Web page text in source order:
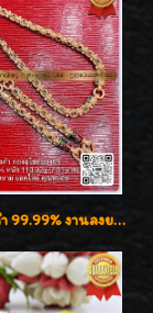
สร้อยคอทองคำ 99.99% งานลงยาสุโขทัยแท้ งานช่างทองโบราณ หรูหรา น่าสะสมค่ะ